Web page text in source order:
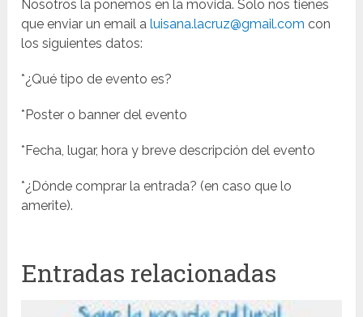
Nosotros la ponemos en la movida. Solo nos tienes
que enviar un email aluisana.lacruz@gmail.com con
los siguientes datos:
*¿Qué tipo de evento es?
*Poster o banner del evento
*Fecha, lugar, hora y breve descripción del evento
*¿Dónde comprar la entrada? (en caso que lo
amerite).
Entradas relacionadas